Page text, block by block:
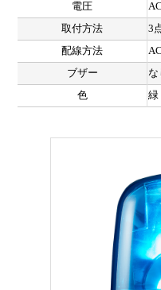
電圧
取付方法
3
配線方法
ブザー
な
色
緑